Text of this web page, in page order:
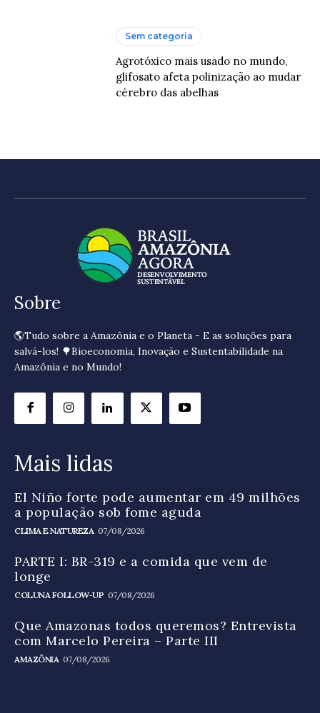
Sem categoria
Agrotóxico mais usado no mundo,
glifosato afeta polinização ao mudar
cérebro das abelhas
Sobre
🌎Tudo sobre a Amazônia e o Planeta - E as soluções para
salvá-los! 🌳Bioeconomia, Inovação e Sustentabilidade na
Amazônia e no Mundo!
Mais lidas
El Niño forte pode aumentar em 49 milhões
a população sob fome aguda
CLIMA E NATUREZA 07/08/2026
PARTE I: BR-319 e a comida que vem de
longe
COLUNA FOLLOW-UP 07/08/2026
Que Amazonas todos queremos? Entrevista
com Marcelo Pereira – Parte III
AMAZÔNIA 07/08/2026